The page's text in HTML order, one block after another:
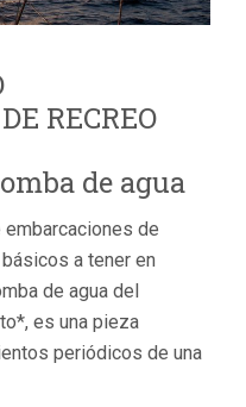
RECREO
de agua
embarcaciones de
a tener en
de agua del
es una pieza
periódicos de una